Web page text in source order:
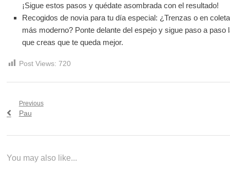
¡Sigue estos pasos y quédate asombrada con el resultado!
Recogidos de novia para tu día especial: ¿Trenzas o en
más moderno? Ponte delante del espejo y sigue paso a
que creas que te queda mejor.
Post Views: 720
Navegación
Previous
Previous
Pau
You may also like...